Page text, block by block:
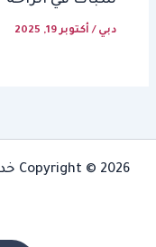
دبي / أكتوبر 19, 2025
Copyright © 2026 خدمات الامارات | تصميم وتطوير شركة